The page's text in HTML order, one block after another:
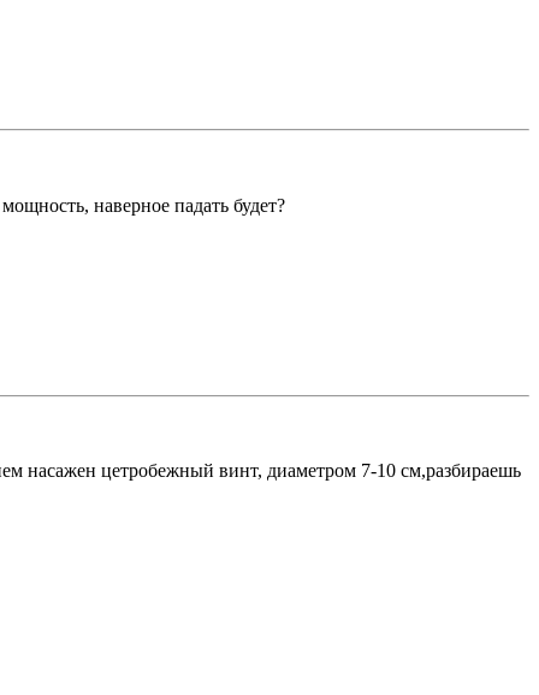
наверное падать будет?
насажен цетробежный винт, диаметром 7-10 см,разбираешь